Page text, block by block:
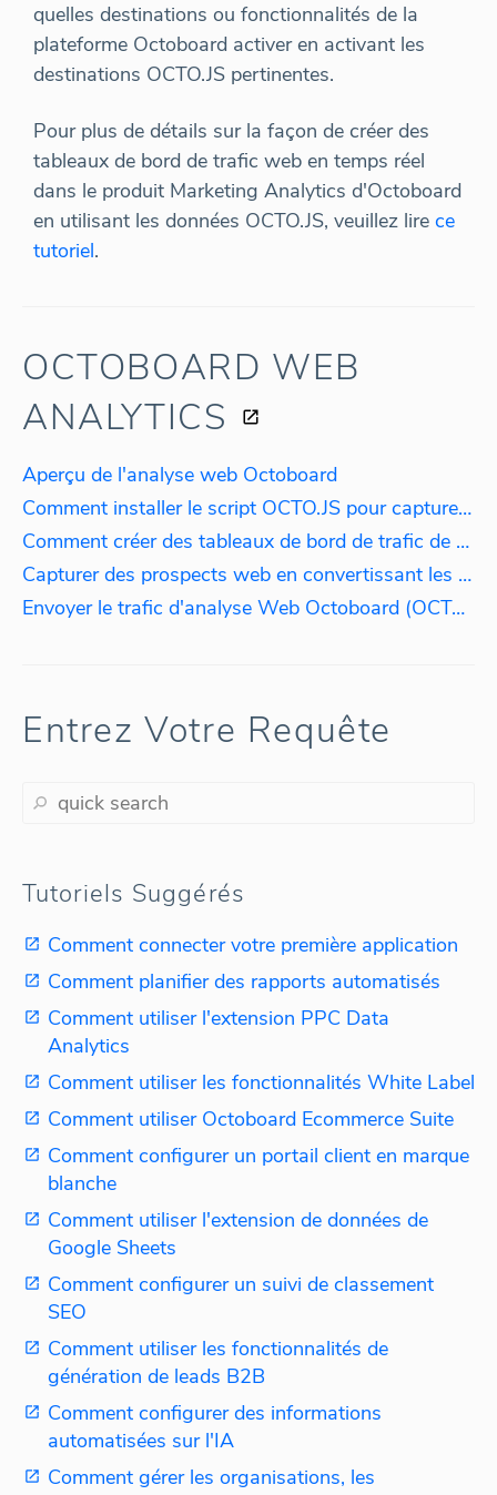
quelles destinations ou fonctionnalités de la
plateforme Octoboard activer en activant les
destinations OCTO.JS pertinentes.
Pour plus de détails sur la façon de créer des
tableaux de bord de trafic web en temps réel
dans le produit Marketing Analytics d'Octoboard
en utilisant les données OCTO.JS, veuillez lire ce
tutoriel.
OCTOBOARD WEB
ANALYTICS
Aperçu de l'analyse web Octoboard
Comment installer le script OCTO.JS pour capturer le trafic web
Comment créer des tableaux de bord de trafic de site web en temps réel en utilisant le script OCTO.JS
Capturer des prospects web en convertissant les adresses IP des visiteurs en noms d'entreprise
Envoyer le trafic d'analyse Web Octoboard (OCTO.JS) vers l'analyse des données PPC
Entrez Votre Requête
Tutoriels Suggérés
Comment connecter votre première application
Comment planifier des rapports automatisés
Comment utiliser l'extension PPC Data
Analytics
Comment utiliser les fonctionnalités White Label
Comment utiliser Octoboard Ecommerce Suite
Comment configurer un portail client en marque
blanche
Comment utiliser l'extension de données de
Google Sheets
Comment configurer un suivi de classement
SEO
Comment utiliser les fonctionnalités de
génération de leads B2B
Comment configurer des informations
automatisées sur l'IA
Comment gérer les organisations, les